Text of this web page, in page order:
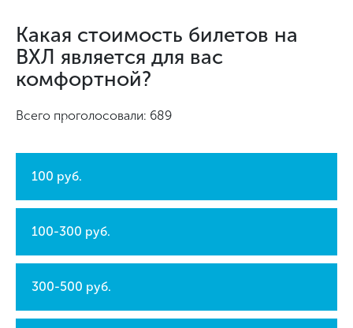
Какая стоимость билетов на
ВХЛ является для вас
комфортной?
Всего проголосовали: 689
100 руб.
100-300 руб.
300-500 руб.